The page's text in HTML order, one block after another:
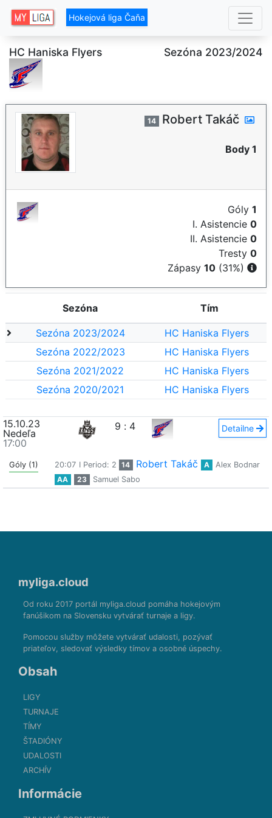
Hokejová liga Čaňa
HC Haniska Flyers Sezóna 2023/2024
14 Robert Takáč
Body 1
Góly 1
I. Asistencie 0
II. Asistencie 0
Tresty 0
Zápasy 10 (31%)
Sezóna Tím
Sezóna 2023/2024
HC Haniska Flyers
Sezóna 2022/2023
HC Haniska Flyers
Sezóna 2021/2022
HC Haniska Flyers
Sezóna 2020/2021
HC Haniska Flyers
15.10.23
Nedeľa
17:00
9 : 4 Detailne
Góly (1) 20:07 I Period: 2 14 Robert Takáč A
Alex Bodnar
AA
23 Samuel Sabo
myliga.cloud
Od roku 2017 portál myliga.cloud pomáha hokejovým
fanúšikom na Slovensku vytvárať turnaje a ligy.
Pomocou služby môžete vytvárať udalosti, pozývať
priateľov, sledovať výsledky tímov a osobné úspechy.
Obsah
LIGY
TURNAJE
TÍMY
ŠTADIÓNY
UDALOSTI
ARCHÍV
Informácie